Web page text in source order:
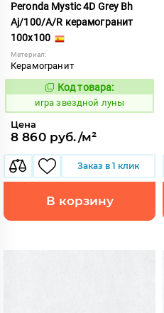
Peronda Mystic 4D Grey Bh
Aj/100/A/R керамогранит
100x100
Материал:
Керамогранит
Код:
550545
Код товара:
игра звездной луны
Цена
8 860 руб./м²
Заказ в 1 клик
В корзину